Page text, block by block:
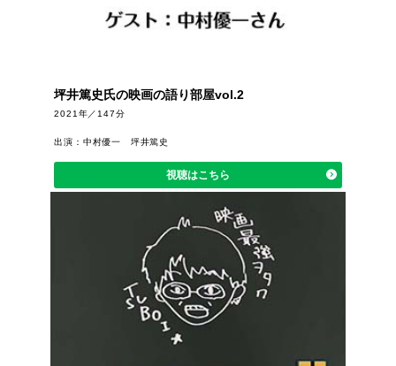
坪井篤史氏の映画の語り部屋vol.2
2021年／147分
出演：中村優一 坪井篤史
視聴はこちら